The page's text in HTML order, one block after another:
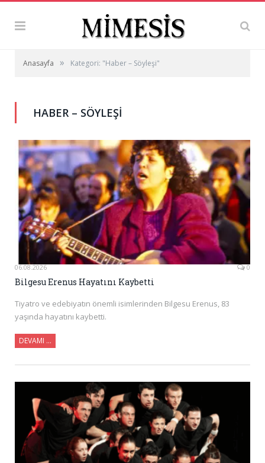
Anasayfa » Kategori: "Haber – Söyleşi"
HABER – SÖYLEŞI
06.08.2026 0
Bilgesu Erenus Hayatını Kaybetti
Tiyatro ve edebiyatın önemli isimlerinden Bilgesu Erenus, 83
yaşında hayatını kaybetti.
DEVAMI ...